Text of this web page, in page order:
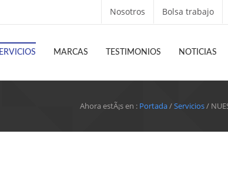
Nosotros Bolsa trabajo
MARCAS TESTIMONIOS NOTICIAS
Ahora estÃ¡s en : Portada/Servicios/